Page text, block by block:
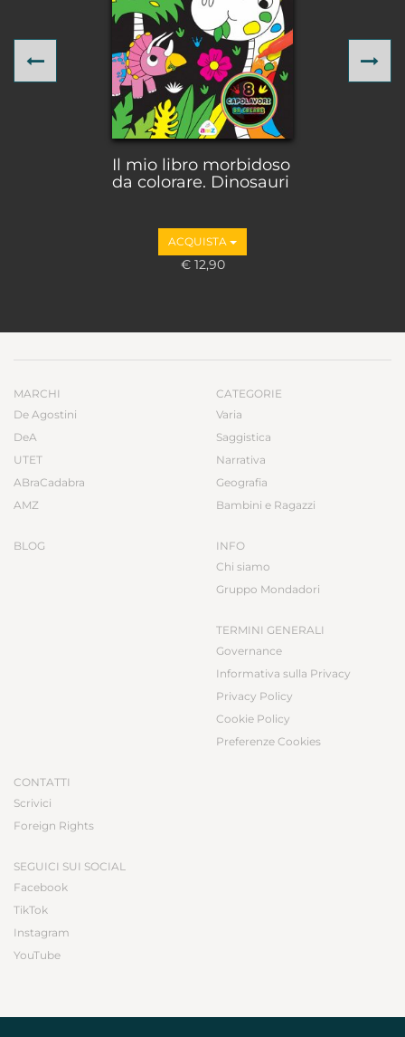
Il mio libro morbidoso
da colorare. Dinosauri
ACQUISTA
€ 12,90
Previous
MARCHI
De Agostini
DeA
UTET
ABraCadabra
AMZ
BLOG
CATEGORIE
Varia
Saggistica
Narrativa
Geografia
Bambini e Ragazzi
INFO
Chi siamo
Gruppo Mondadori
TERMINI GENERALI
Governance
Informativa sulla Privacy
Privacy Policy
Cookie Policy
Preferenze Cookies
CONTATTI
Scrivici
Foreign Rights
SEGUICI SUI SOCIAL
Facebook
TikTok
Instagram
YouTube